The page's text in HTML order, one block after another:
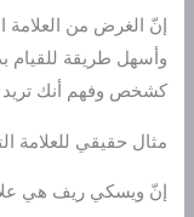
إنّ الغرض من العلامة
وأسهل طريقة للقيام
كشخص وفهم أنك تريد
مثال حقيقي للعلامة
إنّ ويسكي ريف هي